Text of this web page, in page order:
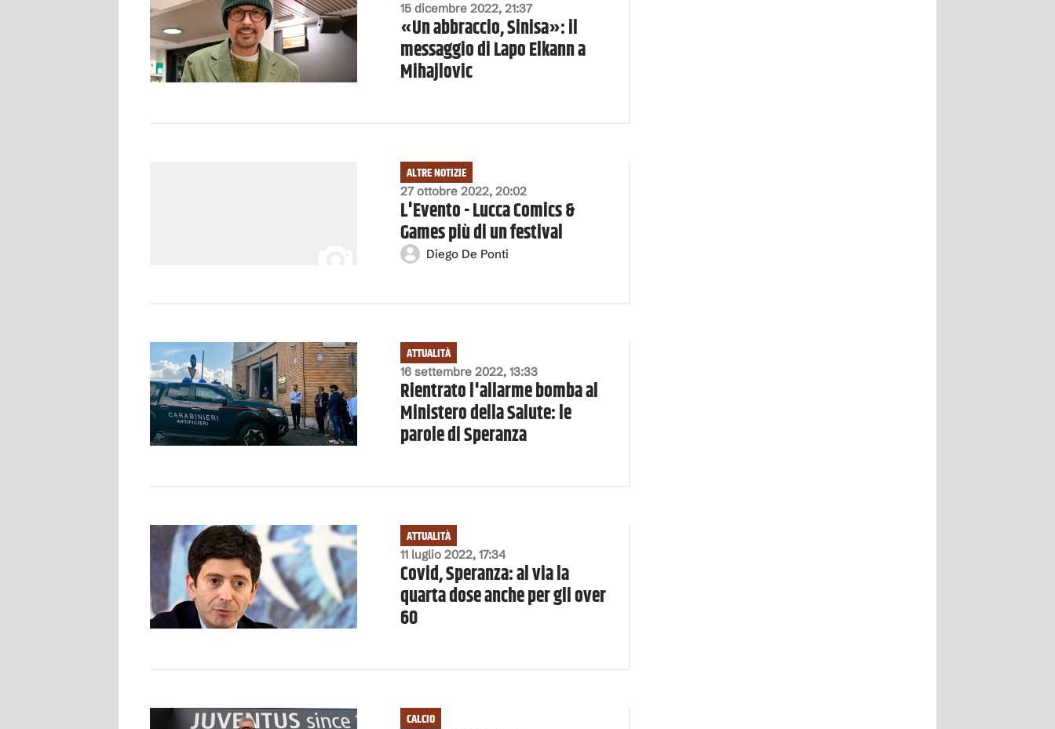
15 dicembre 2022, 21:37
«Un abbraccio, Sinisa»: il
messaggio di Lapo Elkann a
Mihajlovic
27 ottobre 2022, 20:02
ALTRE NOTIZIE
L'Evento - Lucca Comics &
Games più di un festival
Diego De Ponti
16 settembre 2022, 13:33
ATTUALITÀ
Rientrato l'allarme bomba al
Ministero della Salute: le
parole di Speranza
11 luglio 2022, 17:34
ATTUALITÀ
Covid, Speranza: al via la
quarta dose anche per gli over
60
CALCIO